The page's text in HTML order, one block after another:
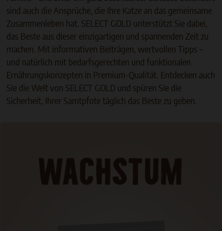
sind auch die Ansprüche, die Ihre Katze an das gemeinsame
Zusammenleben hat. SELECT GOLD unterstützt Sie dabei,
das Beste aus dieser einzigartigen und spannenden Zeit zu
machen. Mit informativen Beiträgen, wertvollen Tipps –
und natürlich mit bedarfsgerechten und funktionalen
Ernährungskonzepten in Premium-Qualität. Entdecken auch
Sie die Welt von SELECT GOLD und spüren Sie die
Sicherheit, Ihrer Samtpfote täglich das Beste zu geben.